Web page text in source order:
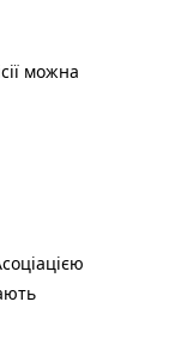
можна